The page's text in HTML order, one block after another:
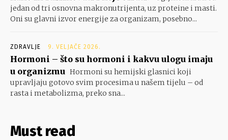
jedan od tri osnovna makronutrijenta, uz proteine i masti.
Oni su glavni izvor energije za organizam, posebno...
ZDRAVLJE 9. VELJAČE 2026.
Hormoni – što su hormoni i kakvu ulogu imaju
u organizmu Hormoni su hemijski glasnici koji
upravljaju gotovo svim procesima u našem tijelu – od
rasta i metabolizma, preko sna...
Must read